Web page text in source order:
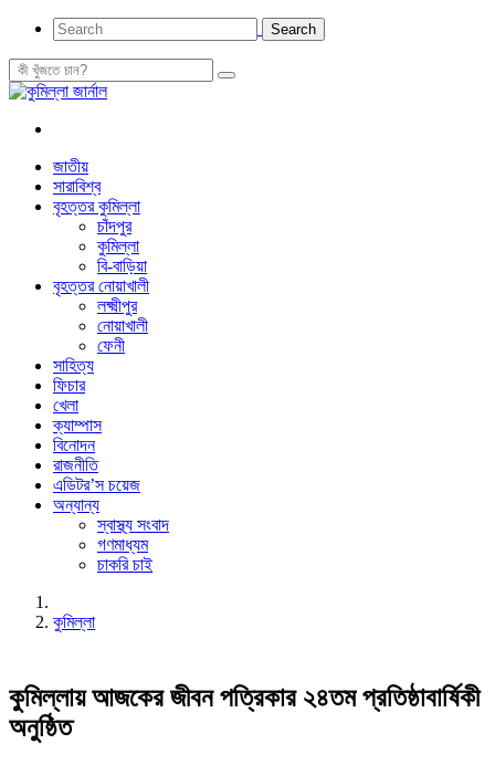
জাতীয়
সারাবিশ্ব
বৃহত্তর কুমিল্লা
চাঁদপুর
কুমিল্লা
বি-বাড়িয়া
বৃহত্তর নোয়াখালী
লক্ষ্মীপুর
নোয়াখালী
ফেনী
সাহিত্য
ফিচার
খেলা
ক্যাম্পাস
বিনোদন
রাজনীতি
এডিটর’স চয়েজ
অন্যান্য
স্বাস্থ্য সংবাদ
গণমাধ্যম
চাকরি চাই
কুমিল্লা
কুমিল্লায় আজকের জীবন পত্রিকার ২৪তম প্রতিষ্ঠাবার্ষিকী
অনুষ্ঠিত